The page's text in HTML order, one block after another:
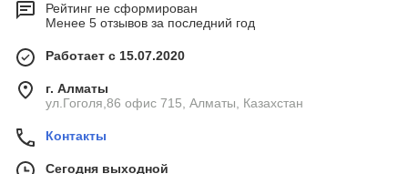
Рейтинг не сформирован
Менее 5 отзывов за последний год
Работает с 15.07.2020
г. Алматы
ул.Гоголя,86 офис 715, Алматы, Казахстан
Контакты
Сегодня выходной